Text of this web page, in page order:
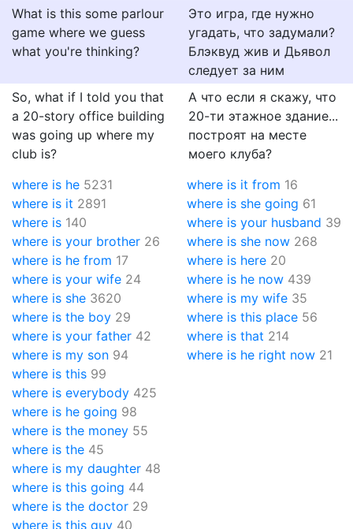
What is this some parlour
game where we guess
what you're thinking?
Это игра, где нужно
угадать, что задумали?
Блэквуд жив и Дьявол
следует за ним
So, what if I told you that
a 20-story office building
was going up where my
club is?
А что если я скажу, что
20-ти этажное здание...
построят на месте
моего клуба?
where is he 5231
where is it 2891
where is 140
where is your brother 26
where is he from 17
where is your wife 24
where is she 3620
where is the boy 29
where is your father 42
where is my son 94
where is it from 16
where is she going 61
where is your husband 39
where is she now 268
where is here 20
where is he now 439
where is my wife 35
where is this place 56
where is that 214
where is he right now 21
where is this 99
where is everybody 425
where is he going 98
where is the money 55
where is the 45
where is my daughter 48
where is this going 44
where is the doctor 29
where is this guy 40